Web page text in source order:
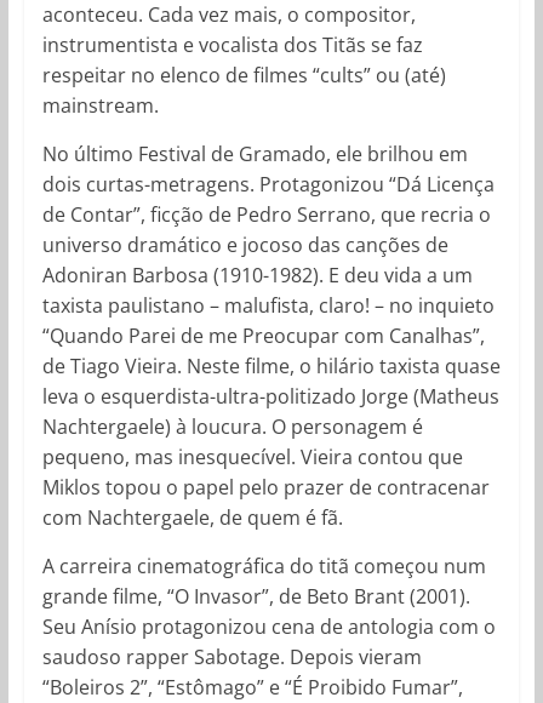
aconteceu. Cada vez mais, o compositor,
instrumentista e vocalista dos Titãs se faz
respeitar no elenco de filmes “cults” ou (até)
mainstream.
No último Festival de Gramado, ele brilhou em
dois curtas-metragens. Protagonizou “Dá Licença
de Contar”, ficção de Pedro Serrano, que recria o
universo dramático e jocoso das canções de
Adoniran Barbosa (1910-1982). E deu vida a um
taxista paulistano – malufista, claro! – no inquieto
“Quando Parei de me Preocupar com Canalhas”,
de Tiago Vieira. Neste filme, o hilário taxista quase
leva o esquerdista-ultra-politizado Jorge (Matheus
Nachtergaele) à loucura. O personagem é
pequeno, mas inesquecível. Vieira contou que
Miklos topou o papel pelo prazer de contracenar
com Nachtergaele, de quem é fã.
A carreira cinematográfica do titã começou num
grande filme, “O Invasor”, de Beto Brant (2001).
Seu Anísio protagonizou cena de antologia com o
saudoso rapper Sabotage. Depois vieram
“Boleiros 2”, “Estômago” e “É Proibido Fumar”,